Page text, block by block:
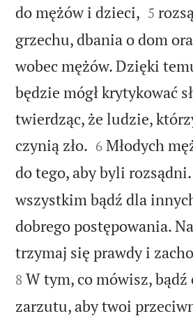
do mężów i dzieci, 

5
grzechu, dbania o dom
wobec mężów. Dzięki
będzie mógł krytykować
twierdząc, że ludzie,
czynią zło. 

6 Młodych
do tego, aby byli rozsądni.
wszystkim bądź dla
dobrego postępowania.
trzymaj się prawdy i
8 W tym, co mówisz, bądź
zarzutu, aby twoi